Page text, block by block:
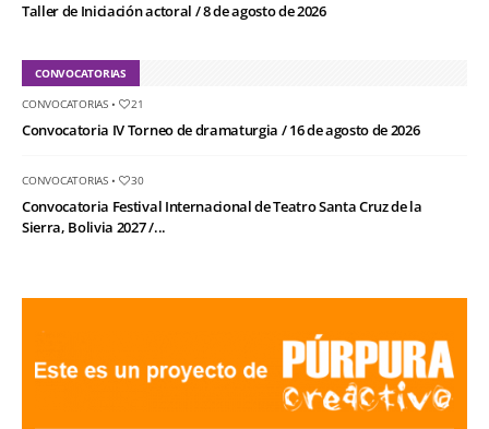
Taller de Iniciación actoral / 8 de agosto de 2026
CONVOCATORIAS
CONVOCATORIAS• 21
Convocatoria IV Torneo de dramaturgia / 16 de agosto de 2026
CONVOCATORIAS• 30
Convocatoria Festival Internacional de Teatro Santa Cruz de la
Sierra, Bolivia 2027 /...